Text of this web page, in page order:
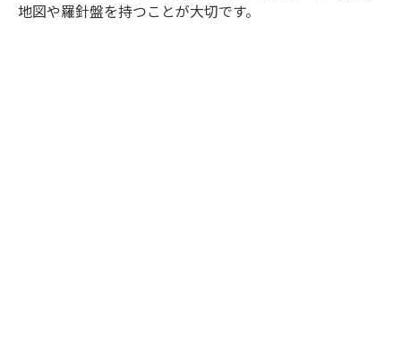
地図や羅針盤を持つことが大切です。